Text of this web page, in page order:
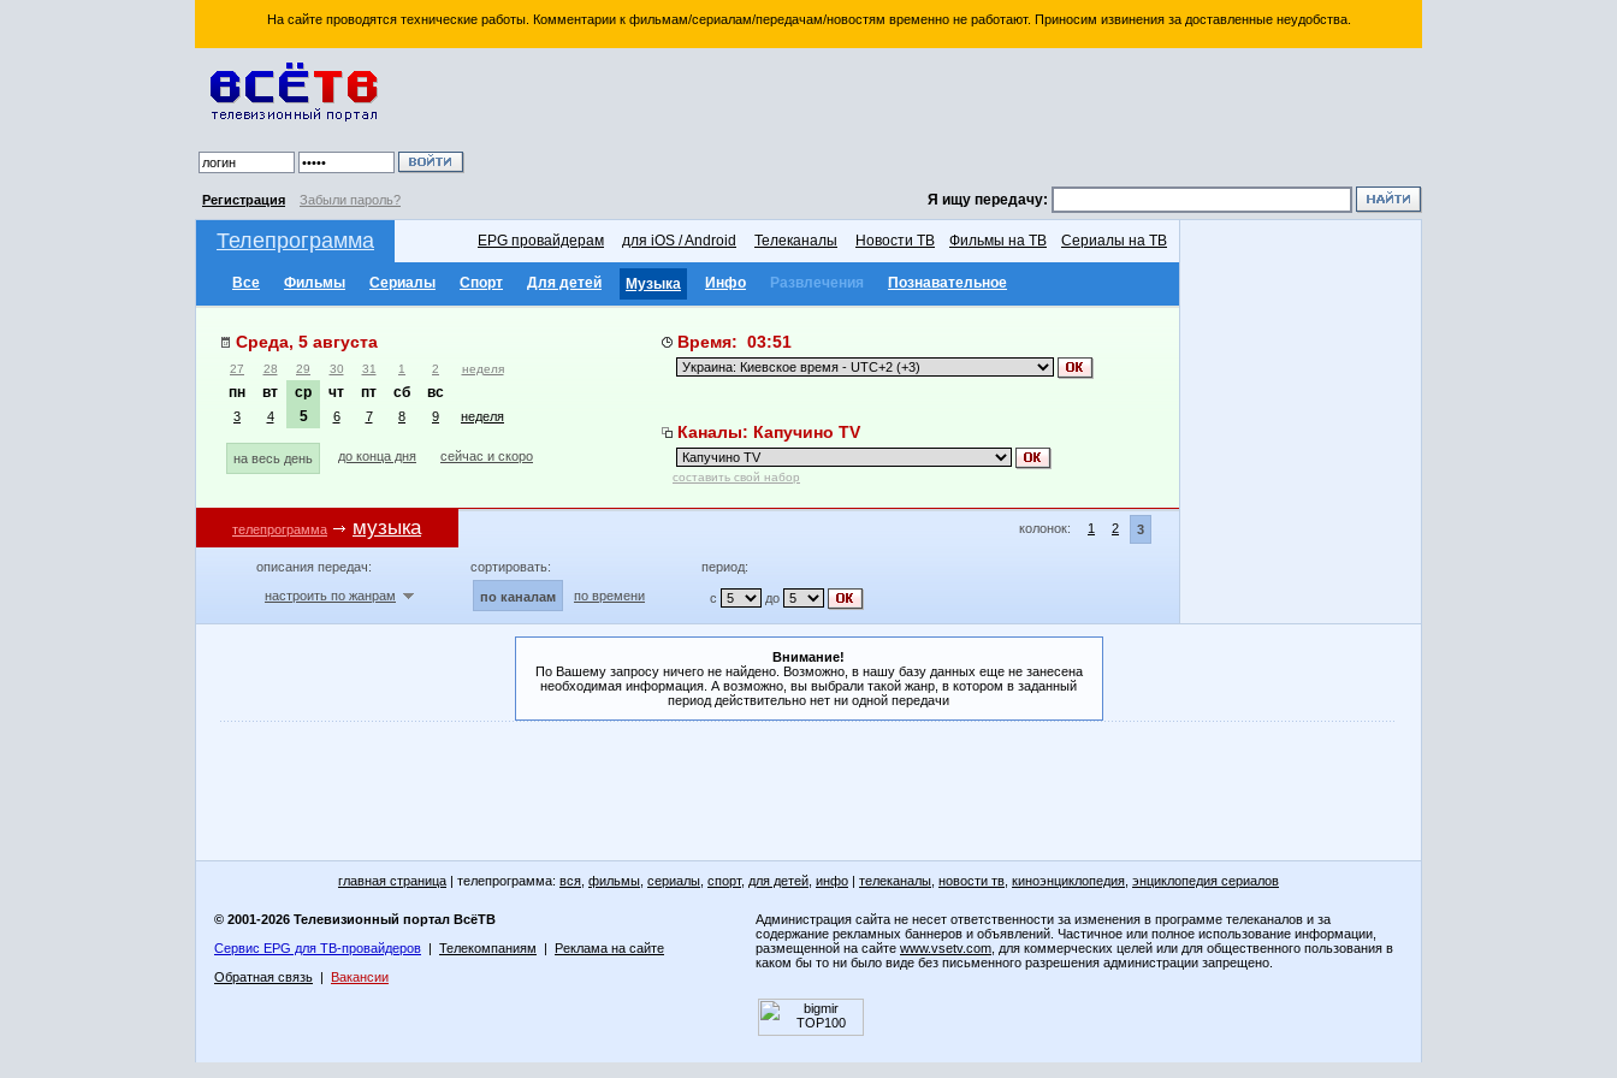
На сайте проводятся технические работы. Комментарии к фильмам/сериалам/передачам/новостям временно не работают. Приносим извинения за доставленные неудобства.
Регистрация Забыли пароль? Я ищу передачу:
Телепрограмма EPG провайдерам для iOS / Android Телеканалы Новости ТВ Фильмы на ТВ Сериалы на ТВ
Все Фильмы Сериалы Спорт Для детей Музыка Инфо Развлечения Познавательное
Среда, 5 августа
27 28 29 30 31 1 2 неделя
пн вт ср чт пт сб вс
3 4 5 6 7 8 9 неделя
на весь день до конца дня сейчас и скоро
Время: 03:51
Каналы: Капучино TV
составить свой набор
телепрограмма музыка колонок: 1 2 3
описания передач:
настроить по жанрам
сортировать:
по каналам по времени
период:
с до
Внимание!
По Вашему запросу ничего не найдено. Возможно, в нашу базу данных еще не занесена
необходимая информация. А возможно, вы выбрали такой жанр, в котором в заданный
период действительно нет ни одной передачи
главная страница | телепрограмма: вся фильмы сериалы спорт, для детей инфо | телеканалы новости тв киноэнциклопедия энциклопедия сериалов
© 2001-2026 Телевизионный портал ВсёТВ
Сервис EPG для ТВ-провайдеров | Телекомпаниям | Реклама на сайте
Обратная связь | Вакансии
Администрация сайта не несет ответственности за изменения в программе телеканалов и за
содержание рекламных баннеров и объявлений. Частичное или полное использование информации,
размещенной на сайте www.vsetv.com , для коммерческих целей или для общественного пользования в
каком бы то ни было виде без письменного разрешения администрации запрещено.